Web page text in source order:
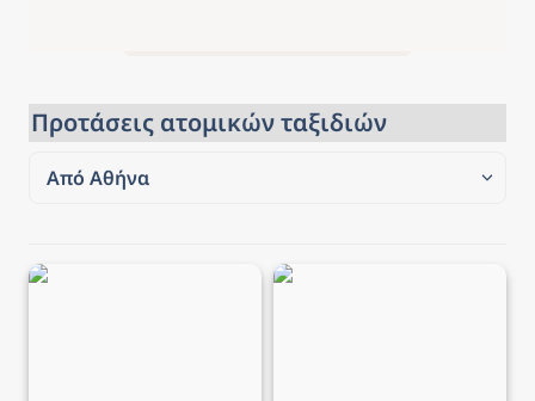
Προτάσεις ατομικών ταξιδιών
Από Αθήνα
Ταξίδι στη Λυών → 5
Ταξίδι στο Βουκουρέστι